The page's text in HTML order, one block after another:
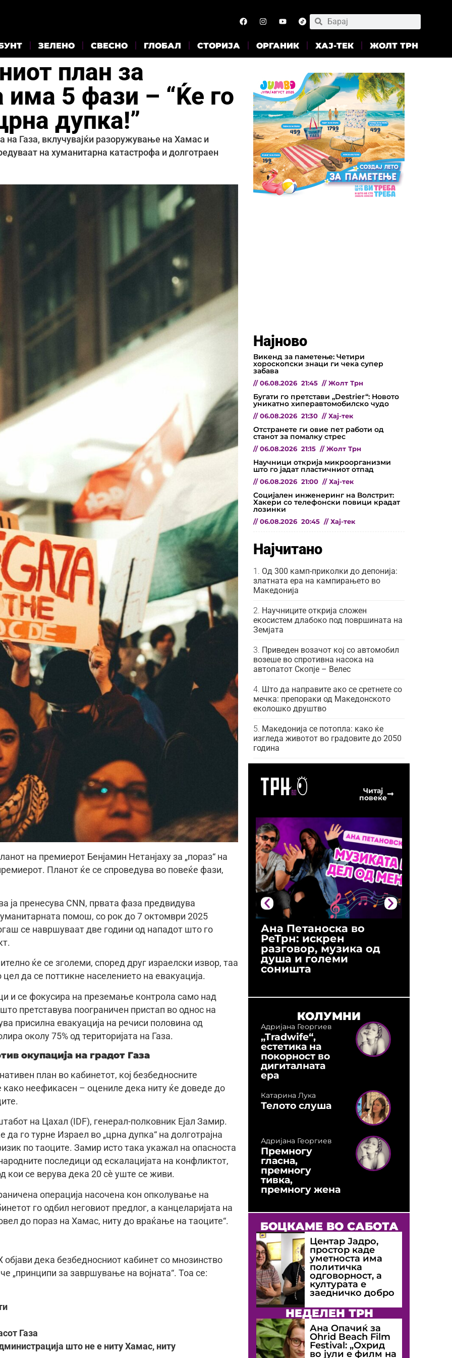
ЗЕЛЕНО СВЕСНО ГЛОБАЛ СТОРИЈА ОРГАНИК ХАЈ-ТЕК ЖОЛТ ТРН
план за
има 5 фази – “Ќе го
дупка!”
на Газа, вклучувајќи разоружување на Хамас и
на хуманитарна катастрофа и долготраен
на премиерот Бенјамин Нетанјаху за „пораз“ на
Планот ќе се спроведува во повеќе фази,
ја пренесува CNN, првата фаза предвидува
помош, со рок до 7 октомври 2025
се навршуваат две години од нападот што го
ќе се зголеми, според друг израелски извор, таа
да се поттикне населението на евакуација.
и се фокусира на преземање контрола само над
претставува поограничен пристап во однос на
присилна евакуација на речиси половина од
околу 75% од територијата на Газа.
окупација на градот Газа
план во кабинетот, кој безбедносните
неефикасен – оцениле дека ниту ќе доведе до
на Цахал (IDF), генерал-полковник Ејал Замир.
го турне Израел во „црна дупка“ на долготрајна
по таоците. Замир исто така укажал на опасноста
последици од ескалацијата на конфликтот,
кои се верува дека 20 сѐ уште се живи.
операција насочена кон опколување на
го одбил неговиот предлог, а канцеларијата на
до пораз на Хамас, ниту до враќање на таоците“.
дека безбедносниот кабинет со мнозинство
„принципи за завршување на војната“. Тоа се:
Газа
што не е ниту Хамас, ниту
Најново
Викенд за паметење: Четири
хороскопски знаци ги чека супер
забава
// 06.08.2026 21:45 // Жолт Трн
Бугати го претстави „Destrier“: Новото
уникатно хиперавтомобилско чудо
// 06.08.2026 21:30 // Хај-тек
Отстранете ги овие пет работи од
станот за помалку стрес
// 06.08.2026 21:15 // Жолт Трн
Научници открија микроорганизми
што го јадат пластичниот отпад
// 06.08.2026 21:00 // Хај-тек
Социјален инженеринг на Волстрит:
Хакери со телефонски повици крадат
лозинки
// 06.08.2026 20:45 // Хај-тек
Најчитано
Од 300 камп-приколки до депонија:
златната ера на кампирањето во
Македонија
Научниците открија сложен
екосистем длабоко под површината на
Земјата
Приведен возачот кој со автомобил
возеше во спротивна насока на
автопатот Скопје – Велес
Што да направите ако се сретнете со
мечка: препораки од Македонското
еколошко друштво
Македонија се потопла: како ќе
изгледа животот во градовите до 2050
година
Читај
повеќе
Ана Петаноска во
РеТрн: искрен
разговор, музика од
душа и големи
соништа
КОЛУМНИ
Адријана Георгиев
„Tradwife“,
естетика на
покорност во
дигиталната
ера
Катарина Лука
Телото слуша
Адријана Георгиев
Премногу
гласна,
премногу
тивка,
премногу жена
БОЦКАМЕ ВО САБОТА
Центар Јадро,
простор каде
уметноста има
политичка
одговорност, а
културата е
заедничко добро
НЕДЕЛЕН ТРН
Ана Опачиќ за
Оhrid Beach Film
Festival: „Охрид
во јули е филм на